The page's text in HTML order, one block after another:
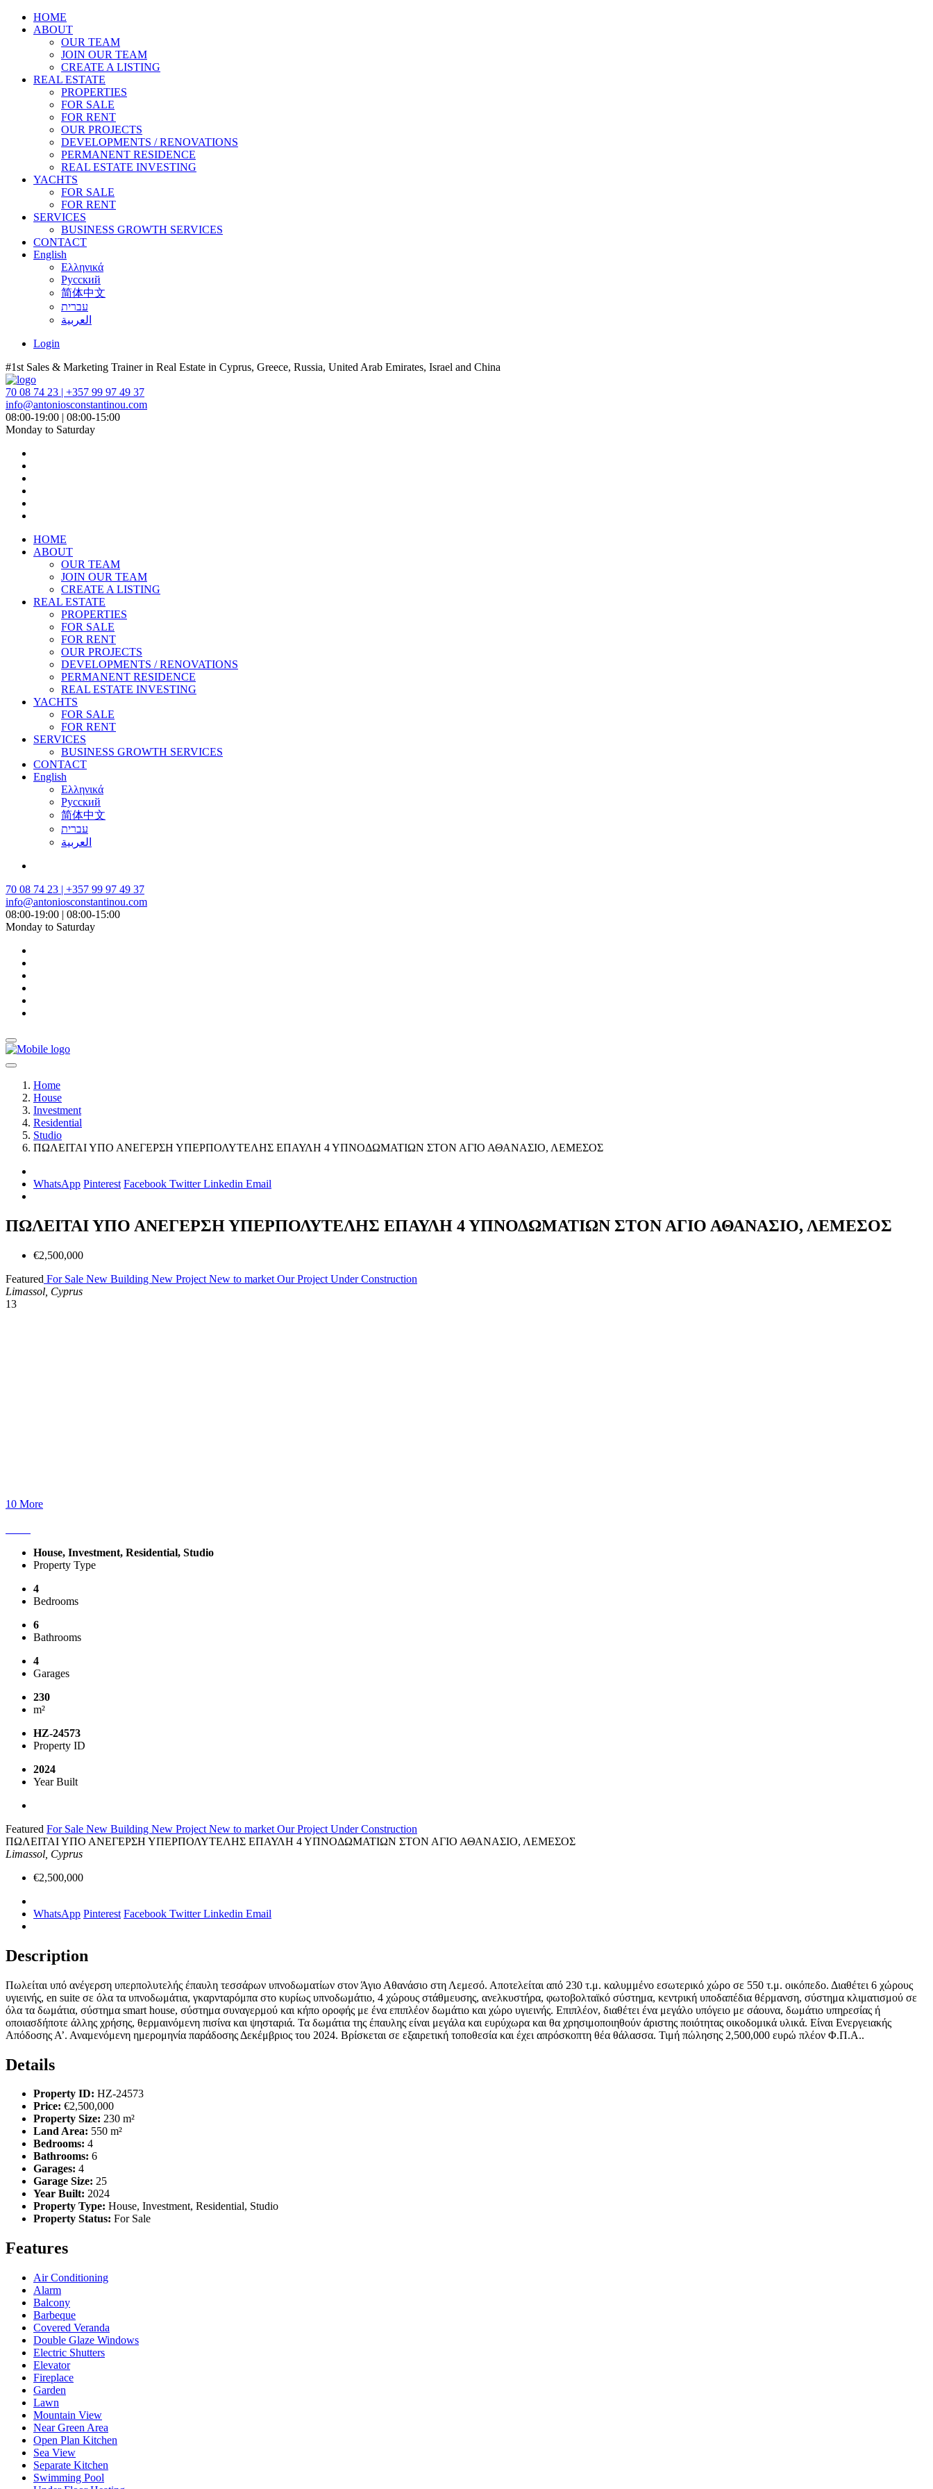
HOME
ABOUT
OUR TEAM
JOIN OUR TEAM
CREATE A LISTING
REAL ESTATE
PROPERTIES
FOR SALE
FOR RENT
OUR PROJECTS
DEVELOPMENTS / RENOVATIONS
PERMANENT RESIDENCE
REAL ESTATE INVESTING
YACHTS
FOR SALE
FOR RENT
SERVICES
BUSINESS GROWTH SERVICES
CONTACT
English
Ελληνικά
Русский
简体中文
עברית
العربية
Login
#1st Sales & Marketing Trainer in Real Estate in Cyprus, Greece, Russia, United Arab Emirates, Israel and China
70 08 74 23 | +357 99 97 49 37
info@antoniosconstantinou.com
08:00-19:00 | 08:00-15:00
Monday to Saturday
HOME
ABOUT
OUR TEAM
JOIN OUR TEAM
CREATE A LISTING
REAL ESTATE
PROPERTIES
FOR SALE
FOR RENT
OUR PROJECTS
DEVELOPMENTS / RENOVATIONS
PERMANENT RESIDENCE
REAL ESTATE INVESTING
YACHTS
FOR SALE
FOR RENT
SERVICES
BUSINESS GROWTH SERVICES
CONTACT
English
Ελληνικά
Русский
简体中文
עברית
العربية
70 08 74 23 | +357 99 97 49 37
info@antoniosconstantinou.com
08:00-19:00 | 08:00-15:00
Monday to Saturday
Home
House
Investment
Residential
Studio
ΠΩΛΕΙΤΑΙ ΥΠΟ ΑΝΕΓΕΡΣΗ ΥΠΕΡΠΟΛΥΤΕΛΗΣ ΕΠΑΥΛΗ 4 ΥΠΝΟΔΩΜΑΤΙΩΝ ΣΤΟΝ ΑΓΙΟ ΑΘΑΝΑΣΙΟ, ΛΕΜΕΣΟΣ
WhatsApp Pinterest Facebook TwitterLinkedin Email
ΠΩΛΕΙΤΑΙ ΥΠΟ ΑΝΕΓΕΡΣΗ ΥΠΕΡΠΟΛΥΤΕΛΗΣ ΕΠΑΥΛΗ 4 ΥΠΝΟΔΩΜΑΤΙΩΝ ΣΤΟΝ ΑΓΙΟ ΑΘΑΝΑΣΙΟ, ΛΕΜΕΣΟΣ
€2,500,000
Featured For Sale New Building New Project New to market Our Project Under Construction
Limassol, Cyprus
13
10 More
House, Investment, Residential, Studio
Property Type
4
Bedrooms
6
Bathrooms
4
Garages
230
m²
HZ-24573
Property ID
2024
Year Built
Featured For Sale New Building New Project New to market Our Project Under Construction
ΠΩΛΕΙΤΑΙ ΥΠΟ ΑΝΕΓΕΡΣΗ ΥΠΕΡΠΟΛΥΤΕΛΗΣ ΕΠΑΥΛΗ 4 ΥΠΝΟΔΩΜΑΤΙΩΝ ΣΤΟΝ ΑΓΙΟ ΑΘΑΝΑΣΙΟ, ΛΕΜΕΣΟΣ
Limassol, Cyprus
€2,500,000
WhatsApp Pinterest Facebook TwitterLinkedin Email
Description
Πωλείται υπό ανέγερση υπερπολυτελής έπαυλη τεσσάρων υπνοδωματίων στον Άγιο Αθανάσιο στη Λεμεσό. Αποτελείται από 230 τ.μ. καλυμμένο εσωτερικό χώρο σε 550 τ.μ. οικόπεδο. Διαθέτει 6 χώρους
υγιεινής, en suite σε όλα τα υπνοδωμάτια, γκαρνταρόμπα στο κυρίως υπνοδωμάτιο, 4 χώρους στάθμευσης, ανελκυστήρα, φωτοβολταϊκό σύστημα, κεντρική υποδαπέδια θέρμανση, σύστημα κλιματισμού σε
όλα τα δωμάτια, σύστημα smart house, σύστημα συναγερμού και κήπο οροφής με ένα επιπλέον δωμάτιο και χώρο υγιεινής. Επιπλέον, διαθέτει ένα μεγάλο υπόγειο με σάουνα, δωμάτιο υπηρεσίας ή
οποιασδήποτε άλλης χρήσης, θερμαινόμενη πισίνα και ψησταριά. Τα δωμάτια της έπαυλης είναι μεγάλα και ευρύχωρα και θα χρησιμοποιηθούν άριστης ποιότητας οικοδομικά υλικά. Είναι Ενεργειακής
Απόδοσης Α’. Αναμενόμενη ημερομηνία παράδοσης Δεκέμβριος του 2024. Βρίσκεται σε εξαιρετική τοποθεσία και έχει απρόσκοπτη θέα θάλασσα. Τιμή πώλησης 2,500,000 ευρώ πλέον Φ.Π.Α..
Details
Property ID: HZ-24573
Price: €2,500,000
Property Size: 230 m²
Land Area: 550 m²
Bedrooms: 4
Bathrooms: 6
Garages: 4
Garage Size: 25
Year Built: 2024
Property Type: House, Investment, Residential, Studio
Property Status: For Sale
Features
Air Conditioning
Alarm
Balcony
Barbeque
Covered Veranda
Double Glaze Windows
Electric Shutters
Elevator
Fireplace
Garden
Lawn
Mountain View
Near Green Area
Open Plan Kitchen
Sea View
Separate Kitchen
Swimming Pool